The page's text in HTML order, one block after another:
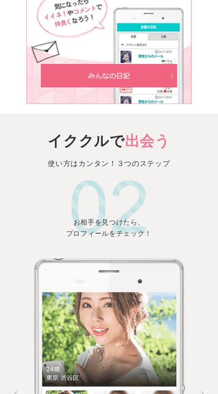
イククルで出会う
使い方はカンタン！３つのステップ
お相手を見つけたら、
プロフィールをチェック！